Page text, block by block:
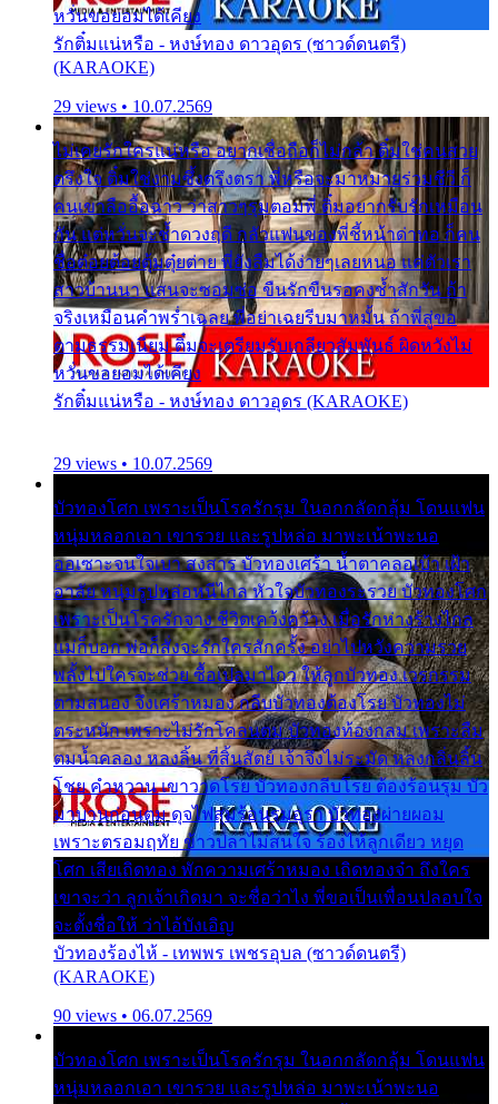
หวั่นขอยอมได้เคียง
รักติ๋มแน่หรือ - หงษ์ทอง ดาวอุดร (ซาวด์ดนตรี)
(KARAOKE)
29 views • 10.07.2569
ไม่เคยรักใครแน่หรือ อยากเชื่อถือก็ไม่กล้า ติ๋มใช่คนสวย
ตรึงใจ ติ๋มใช่งามซึ้งตรึงตรา พี่หรือจะมาหมายร่วมชีวี ก็
คนเขาลืออื้อฉาว ว่าสาวๆรุมตอมพี่ ติ๋มอยากรับรักเหมือน
กัน แต่หวั่นจะช้ำดวงฤดี กลัวแฟนของพี่ชี้หน้าด่าทอ ก็คน
ชื่อต๋อยต้อยตุ้มตุ๋ยต่าย พี่ยังลืมได้ง่ายๆเลยหนอ แค่ตัวเรา
สาวบ้านนา แสนจะซอมซ่อ ขืนรักขืนรอคงช้ำสักวัน ถ้า
จริงเหมือนคำพร่ำเฉลย พี่อย่าเฉยรีบมาหมั้น ถ้าพี่สู่ขอ
ตามธรรมเนียม ติ๋มจะเตรียมรับเกลียวสัมพันธ์ ผิดหวังไม่
หวั่นขอยอมได้เคียง
รักติ๋มแน่หรือ - หงษ์ทอง ดาวอุดร (KARAOKE)
29 views • 10.07.2569
บัวทองโศก เพราะเป็นโรครักรุม ในอกกลัดกลุ้ม โดนแฟน
หนุ่มหลอกเอา เขารวย และรูปหล่อ มาพะเน้าพะนอ
ออเซาะจนใจเบา สงสาร บัวทองเศร้า น้ำตาคลอเบ้า เฝ้า
อาลัย หนุ่มรูปหล่อหนีไกล หัวใจบัวทองระรวย บัวทองโศก
เพราะเป็นโรครักจาง ชีวิตเคว้งคว้าง เมื่อรักห่างร้างไกล
แม่ก็บอก พ่อก็สั่งจะรักใครสักครั้ง อย่าไปหวังความรวย
พลั้งไปใครจะช่วย ซื้อเปลมาไกว ให้ลูกบัวทอง เวรกรรม
ตามสนอง จึงเศร้าหมอง กลีบบัวทองต้องโรย บัวทองไม่
ตระหนัก เพราะไม่รักโคลนตม บัวทองท้องกลม เพราะลืม
ตมน้ำคลอง หลงลิ้น ที่สิ้นสัตย์ เจ้าจึงไม่ระมัด หลงกลิ่นลิ้น
โชย คำหวาน เขาวาดโรย บัวทองกลีบโรย ต้องร้อนรุม บัว
มาบานก่อนตูม ดุจไฟสุมร้อนรุมอุรา บัวทองผ่ายผอม
เพราะตรอมฤทัย ข้าวปลาไม่สนใจ ร้องไห้ลูกเดียว หยุด
โศก เสียเถิดทอง พักความเศร้าหมอง เถิดทองจ๋า ถึงใคร
เขาจะว่า ลูกเจ้าเกิดมา จะชื่อว่าไง พี่ขอเป็นเพื่อนปลอบใจ
จะตั้งชื่อให้ ว่าไอ้บังเอิญ
บัวทองร้องไห้ - เทพพร เพชรอุบล (ซาวด์ดนตรี)
(KARAOKE)
90 views • 06.07.2569
บัวทองโศก เพราะเป็นโรครักรุม ในอกกลัดกลุ้ม โดนแฟน
หนุ่มหลอกเอา เขารวย และรูปหล่อ มาพะเน้าพะนอ